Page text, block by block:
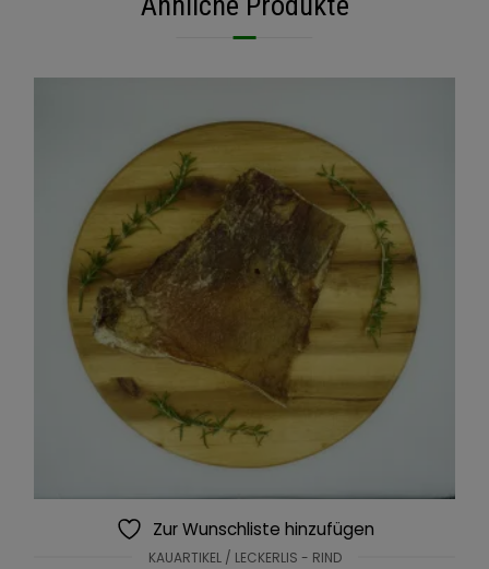
Zur Wunschliste hinzufügen
KAUARTIKEL / LECKERLIS - RIND